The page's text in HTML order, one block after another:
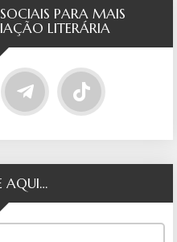
PARA MAIS
LITERÁRIA
AQUI…